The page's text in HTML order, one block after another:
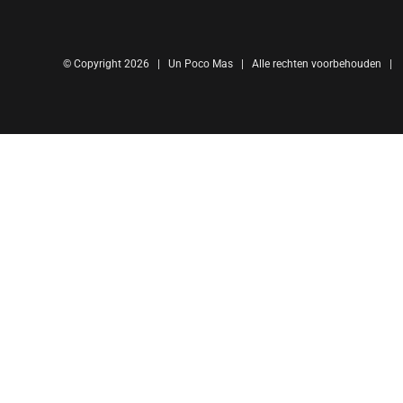
© Copyright 2026 | Un Poco Mas | Alle rechten voorbehouden |